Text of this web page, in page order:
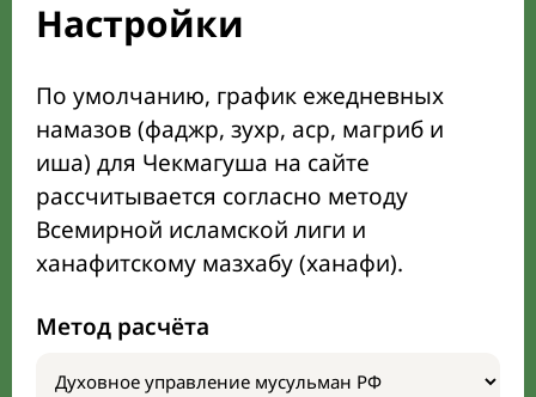
Настройки
По умолчанию, график ежедневных
намазов (фаджр, зухр, аср, магриб и
иша) для Чекмагуша на сайте
рассчитывается согласно методу
Всемирной исламской лиги и
ханафитскому мазхабу (ханафи).
Метод расчёта